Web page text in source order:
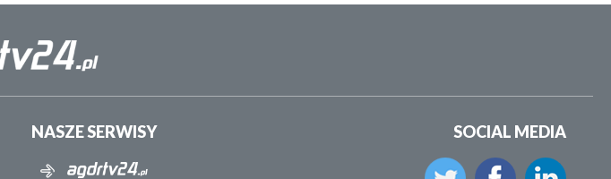
NASZE SERWISY SOCIAL MEDIA